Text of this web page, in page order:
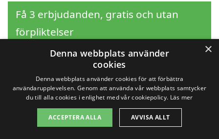
Få 3 erbjudanden, gratis och utan
förpliktelser
Sök efter en
professionell för
stambyte i andra städer
×
Denna webbplats använder
cookies
Denna webbplats använder cookies för att förbättra
användarupplevelsen. Genom att använda vår webbplats samtycker
du till alla cookies i enlighet med vår cookiepolicy. Läs mer
ACCEPTERA ALLA AVVISA ALLT